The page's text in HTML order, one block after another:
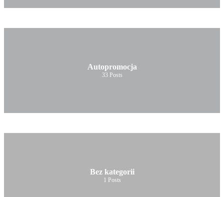
Autopromocja
33 Posts
Bez kategorii
1 Posts